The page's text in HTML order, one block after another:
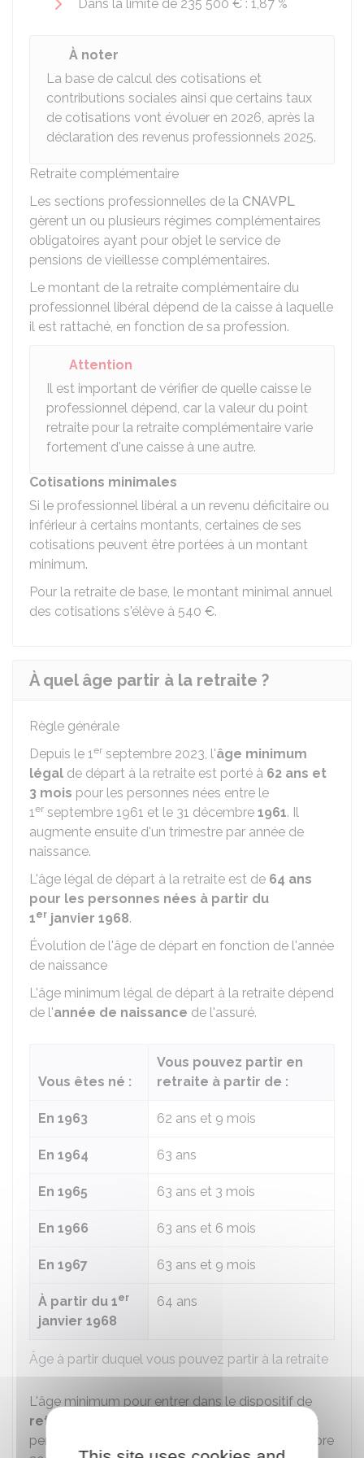
Dans la limite de 235 500 € : 1,87 %
À noter
La base de calcul des cotisations et
contributions sociales ainsi que certains taux
de cotisations vont évoluer en 2026, après la
déclaration des revenus professionnels 2025.
Retraite complémentaire
Les sections professionnelles de la CNAVPL
gèrent un ou plusieurs régimes complémentaires
obligatoires ayant pour objet le service de
pensions de vieillesse complémentaires.
Le montant de la retraite complémentaire du
professionnel libéral dépend de la caisse à laquelle
il est rattaché, en fonction de sa profession.
Attention
Il est important de vérifier de quelle caisse le
professionnel dépend, car la valeur du point
retraite pour la retraite complémentaire varie
fortement d'une caisse à une autre.
Cotisations minimales
Si le professionnel libéral a un revenu déficitaire ou
inférieur à certains montants, certaines de ses
cotisations peuvent être portées à un montant
minimum.
Pour la retraite de base, le montant minimal annuel
des cotisations s'élève à 540 €.
À quel âge partir à la retraite ?
Règle générale
Depuis le 1er septembre 2023, l'âge minimum
légal de départ à la retraite est porté à 62 ans et
3 mois pour les personnes nées entre le
1er septembre 1961 et le 31 décembre 1961. Il
augmente ensuite d'un trimestre par année de
naissance.
L'âge légal de départ à la retraite est de 64 ans
pour les personnes nées à partir du
1er janvier 1968.
Évolution de l'âge de départ en fonction de l'année
de naissance
L'âge minimum légal de départ à la retraite dépend
de l'année de naissance de l'assuré.
Âge à partir duquel vous pouvez partir à la retraite
Vous êtes né :
Vous pouvez partir en
retraite à partir de :
En 1963 62 ans et 9 mois
En 1964 63 ans
En 1965 63 ans et 3 mois
En 1966 63 ans et 6 mois
En 1967 63 ans et 9 mois
À partir du 1er
janvier 1968
64 ans
L'âge minimum pour entrer dans le dispositif de
retraite progressive
pour les
pensions prenant effet à compter du 1
septembre